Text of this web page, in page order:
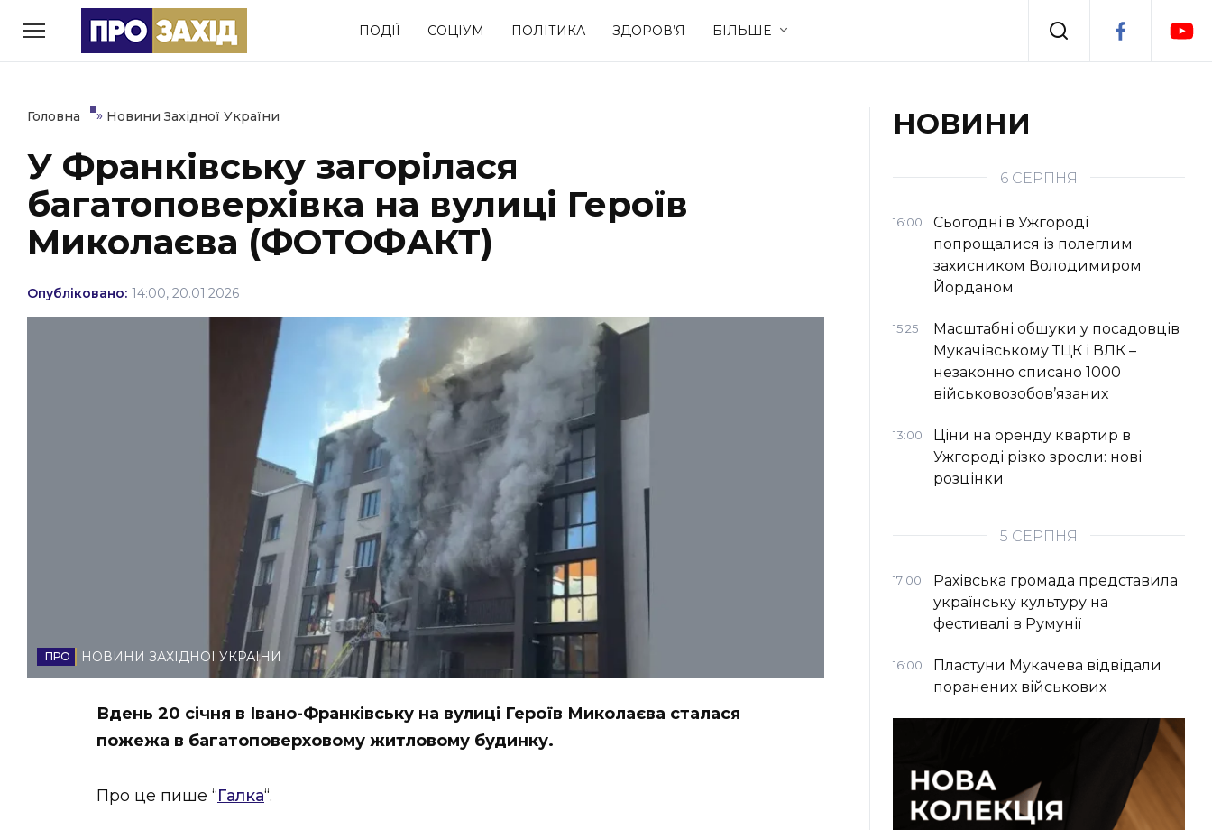
ПОДІЇ СОЦІУМ ПОЛІТИКА ЗДОРОВ’Я БІЛЬШЕ
РУБРИКИ
Економіка Здоров’я Події
Політика Соціум Спорт
Втрачений Ужгород
ЗАКАРПАТСЬКІ НОВИНИ
НОВИНИ ЗАХІДНОЇ УКРАЇНИ
Головна » Новини Західної України
У Франківську загорілася
багатоповерхівка на вулиці Героїв
Миколаєва (ФОТОФАКТ)
Опубліковано: 14:00, 20.01.2026
НОВИНИ ЗАХІДНОЇ УКРАЇНИ
Вдень 20 січня в Івано-Франківську на вулиці Героїв Миколаєва сталася
пожежа в багатоповерховому житловому будинку.
Про це пише “Галка“.
НОВИНИ
6 СЕРПНЯ
16:00
Сьогодні в Ужгороді
попрощалися із полеглим
захисником Володимиром
Йорданом
15:25
Масштабні обшуки у посадовців
Мукачівському ТЦК і ВЛК –
незаконно списано 1000
військовозобов’язаних
13:00
Ціни на оренду квартир в
Ужгороді різко зросли: нові
розцінки
5 СЕРПНЯ
17:00
Рахівська громада представила
українську культуру на
фестивалі в Румунії
16:00
Пластуни Мукачева відвідали
поранених військових